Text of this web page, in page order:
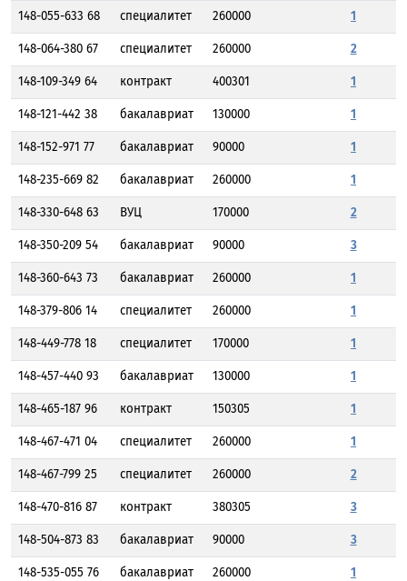
148-055-633 68 специалитет 260000 1
148-064-380 67 специалитет 260000 2
148-109-349 64 контракт 400301 1
148-121-442 38 бакалавриат 130000 1
148-152-971 77 бакалавриат 90000 1
148-235-669 82 бакалавриат 260000 1
148-330-648 63 ВУЦ 170000 2
148-350-209 54 бакалавриат 90000 3
148-360-643 73 бакалавриат 260000 1
148-379-806 14 специалитет 260000 1
148-449-778 18 специалитет 170000 1
148-457-440 93 бакалавриат 130000 1
148-465-187 96 контракт 150305 1
148-467-471 04 специалитет 260000 1
148-467-799 25 специалитет 260000 2
148-470-816 87 контракт 380305 3
148-504-873 83 бакалавриат 90000 3
148-535-055 76 бакалавриат 260000 1